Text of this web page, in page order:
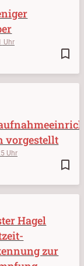
bookmark_border
bookmark_border
vorgestellt
Hagel
zur